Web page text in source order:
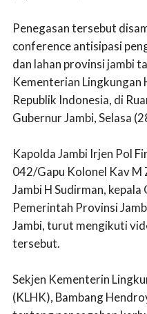
Penegasan tersebut
conference antisipasi
dan lahan provinsi jambi
Kementerian Lingkungan
Republik Indonesia, di
Gubernur Jambi, Selasa
Kapolda Jambi Irjen Pol
042/Gapu Kolonel Kav M
Jambi H Sudirman,
Pemerintah Provinsi
Jambi, turut mengikuti
tersebut.
Sekjen Kementerin
(KLHK), Bambang